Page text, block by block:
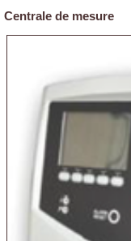
Centrale de mesure